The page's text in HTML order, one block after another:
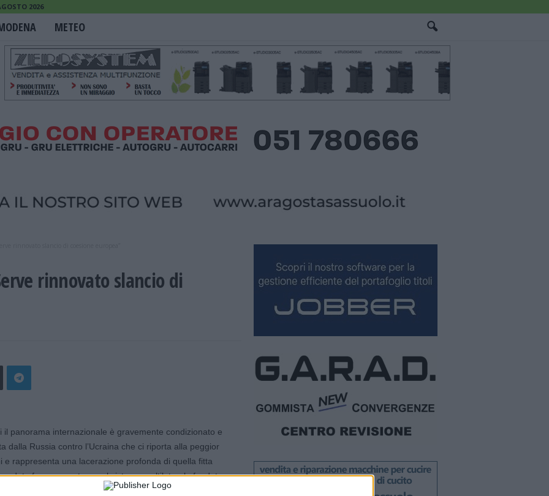
2026
METEO
rinnovato slancio di
il panorama internazionale è gravemente condizionato e
dalla Russia contro l’Ucraina che ci riporta alla peggior
e rappresenta una lacerazione profonda di quella fitta
dato forma e sostanza al sistema multilaterale fondato
fra gli Stati”. Lo ha detto il presidente della Repubblica